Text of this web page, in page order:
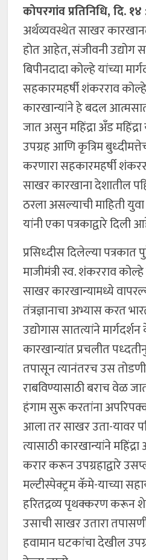
कोपरगांव प्रतिनिधि, दि. १४
अर्थव्यवस्थेत साखर
होत आहेत, संजीवनी उद्योग
बिपीनदादा कोल्हे यांच्या
सहकारमहर्षी शंकरराव
कारखान्यांने हे बदल
जात असुन महिंद्रा अँड
उपग्रह आणि कृत्रिम
करणारा सहकारमहर्षी
साखर कारखाना देशातील
ठरला असल्याची माहिती
यांनी एका पत्रकाद्वारे दिली
प्रसिध्दीस दिलेल्या
माजीमंत्री स्व. शंकरराव
साखर कारखान्यामध्ये
तंत्रज्ञानाचा अभ्यास करत
उद्योगास सातत्यांने
कारखान्यांत प्रचलीत
तपासून त्यानंतरच उस
राबविण्यासाठी बराच वेळ
हंगाम सुरू करतांना
आला तर साखर उता-यावर
त्यासाठी कारखान्यांने
करार करून उपग्रहाद्वारे
मल्टीस्पेक्ट्रम कॅमे-याच्या
हरितद्रव्य पृथक्करण करून
उसाची साखर उतारा
हवामान घटकांचा देखील